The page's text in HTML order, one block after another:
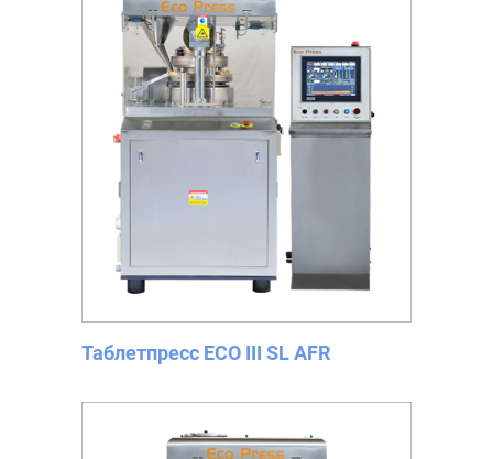
Таблетпресс ECO III SL AFR